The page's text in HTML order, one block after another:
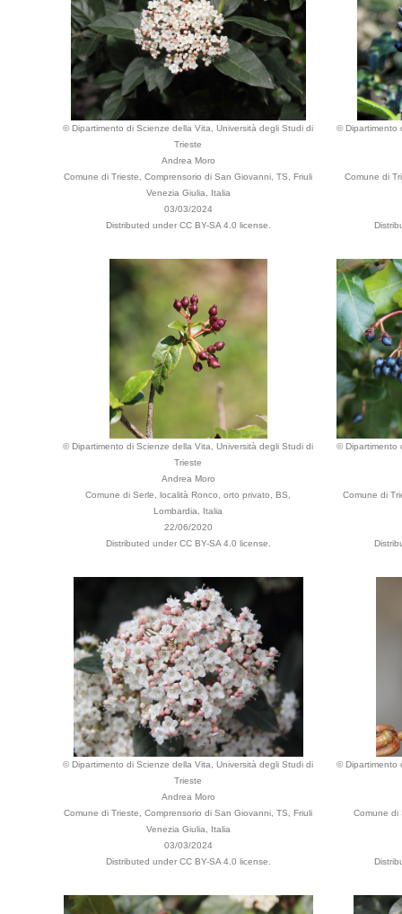
© Dipartimento di Scienze della Vita, Università degli Studi di
Trieste
Andrea Moro
Comune di Trieste, Comprensorio di San Giovanni, TS, Friuli
Venezia Giulia, Italia
03/03/2024
Distributed under CC BY-SA 4.0 license.
© Dipartimento
Comune di
© Dipartimento di Scienze della Vita, Università degli Studi di
Trieste
Andrea Moro
Comune di Serle, località Ronco, orto privato, BS,
Lombardia, Italia
22/06/2020
Distributed under CC BY-SA 4.0 license.
© Dipartimento
Comune di
© Dipartimento di Scienze della Vita, Università degli Studi di
Trieste
Andrea Moro
Comune di Trieste, Comprensorio di San Giovanni, TS, Friuli
Venezia Giulia, Italia
03/03/2024
Distributed under CC BY-SA 4.0 license.
© Dipartimento
Comune di